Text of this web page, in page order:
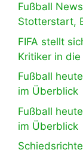
Fußball
Stotterstart,
FIFA stellt
Kritiker in
Fußball
im Überblick
Fußball
im Überblick